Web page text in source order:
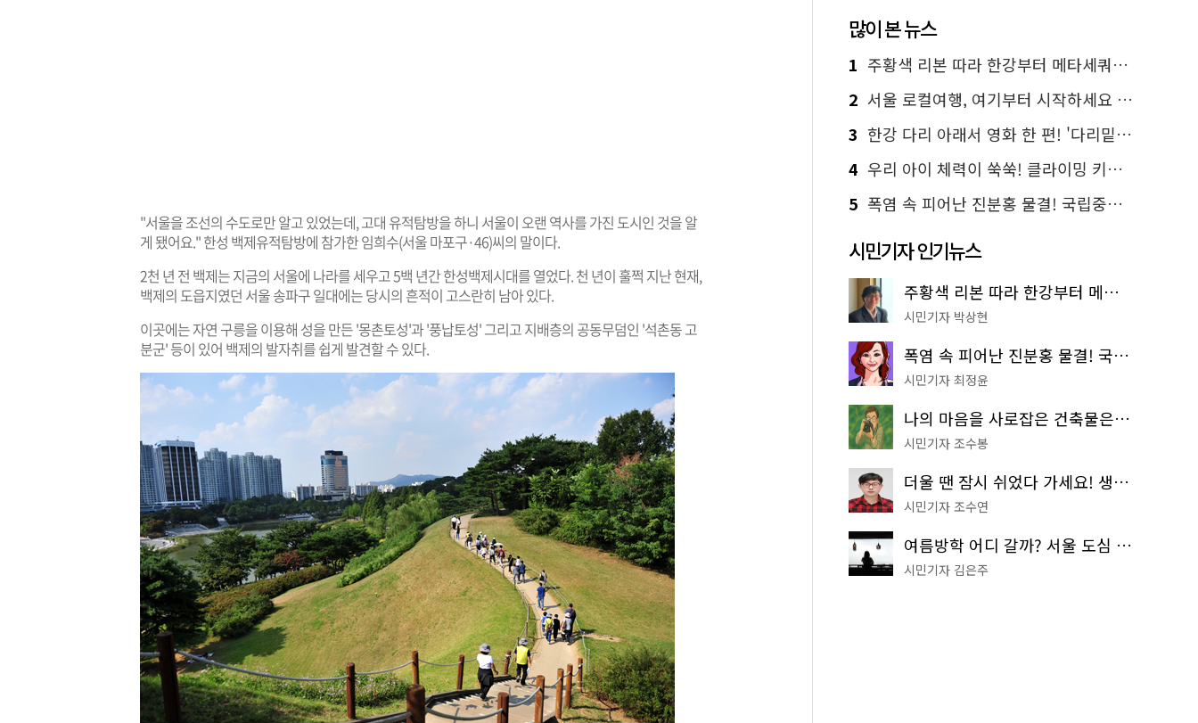
"서울을 조선의 수도로만 알고 있었는데, 고대 유적탐방을 하니 서울이 오랜 역사를 가진 도시인 것을 알
게 됐어요." 한성 백제유적탐방에 참가한 임희수(서울 마포구·46)씨의 말이다.
2천 년 전 백제는 지금의 서울에 나라를 세우고 5백 년간 한성백제시대를 열었다. 천 년이 훌쩍 지난 현재,
백제의 도읍지였던 서울 송파구 일대에는 당시의 흔적이 고스란히 남아 있다.
이곳에는 자연 구릉을 이용해 성을 만든 '몽촌토성'과 '풍납토성' 그리고 지배층의 공동무덤인 '석촌동 고
분군' 등이 있어 백제의 발자취를 쉽게 발견할 수 있다.
많이 본 뉴스
1 주황색 리본 따라 한강부터 메타세쿼이아 숲길까지…서울둘레길 15코스
2 서울 로컬여행, 여기부터 시작하세요 '서울에디션25'
3 한강 다리 아래서 영화 한 편! '다리밑 영화관' 무료 상영
4 우리 아이 체력이 쑥쑥! 클라이밍 키즈카페·어린이 체력장
5 폭염 속 피어난 진분홍 물결! 국립중앙박물관 배롱나무 명소
시민기자 인기뉴스
주황색 리본 따라 한강부터 메타세쿼이아 숲길까지…서울둘레길 15코스
시민기자 박상현
폭염 속 피어난 진분홍 물결! 국립중앙박물관 배롱나무 명소
시민기자 최정윤
나의 마음을 사로잡은 건축물은? '서울시 건축상' 수상작 공개!
시민기자 조수봉
더울 땐 잠시 쉬었다 가세요! 생수 냉장고부터 해피소·무더위쉼터까지
시민기자 조수연
여름방학 어디 갈까? 서울 도심 무료 실내 여행 코스 추천
시민기자 김은주